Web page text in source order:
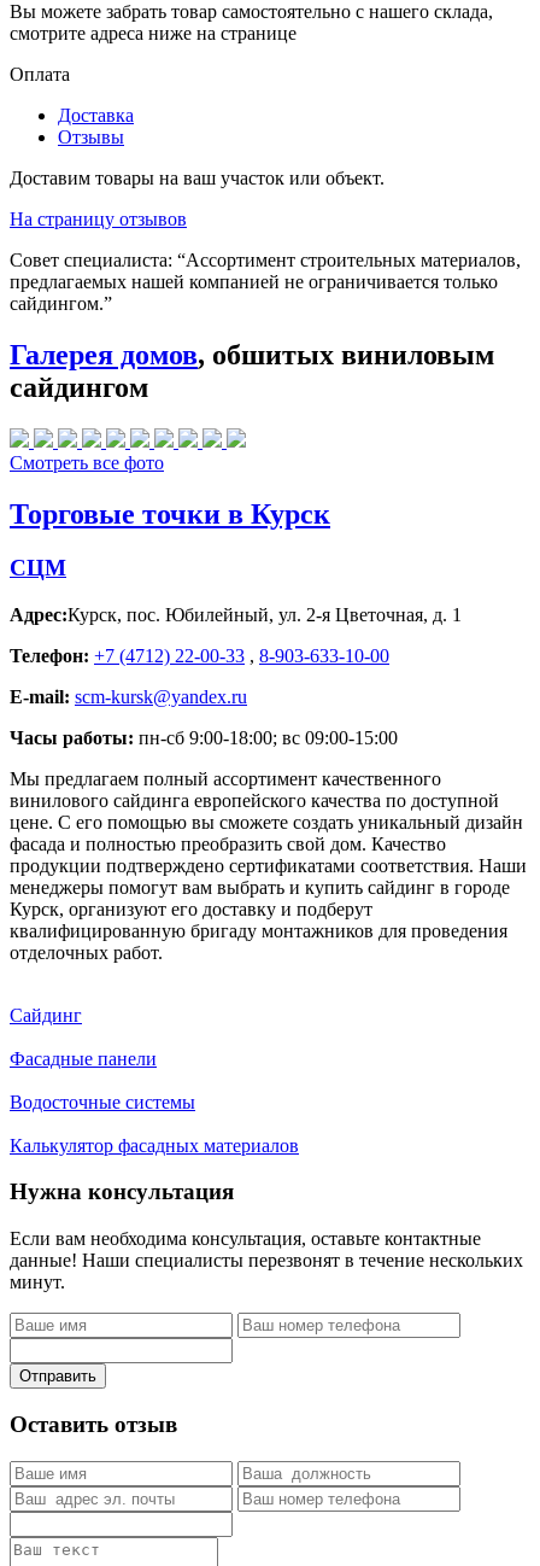
Вы можете забрать товар самостоятельно с нашего склада,
смотрите адреса ниже на странице
Оплата
Доставка
Отзывы
Доставим товары на ваш участок или объект.
На страницу отзывов
Совет специалиста: “Ассортимент строительных материалов,
предлагаемых нашей компанией не ограничивается только
сайдингом.”
Галерея домов, обшитых виниловым
сайдингом
Смотреть все фото
Торговые точки в Курск
СЦМ
Адрес:Курск, пос. Юбилейный, ул. 2-я Цветочная, д. 1
Телефон: +7 (4712) 22-00-33 , 8-903-633-10-00
E-mail: scm-kursk@yandex.ru
Часы работы: пн-сб 9:00-18:00; вс 09:00-15:00
Мы предлагаем полный ассортимент качественного
винилового сайдинга европейского качества по доступной
цене. С его помощью вы сможете создать уникальный дизайн
фасада и полностью преобразить свой дом. Качество
продукции подтверждено сертификатами соответствия. Наши
менеджеры помогут вам выбрать и купить сайдинг в городе
Курск, организуют его доставку и подберут
квалифицированную бригаду монтажников для проведения
отделочных работ.
Сайдинг
Фасадные панели
Водосточные системы
Калькулятор фасадных материалов
Нужна консультация
Если вам необходима консультация, оставьте контактные
данные! Наши специалисты перезвонят в течение нескольких
минут.
Отправить
Оставить отзыв